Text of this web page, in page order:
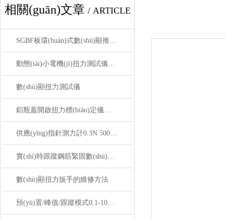
相關(guān)文章 / ARTICLE
SGBF板環(huán)式數(shù)顯推拉力計使用前核心注意事項(xiàng)
動態(tài)小電機(jī)扭力測試儀適用于高轉(zhuǎn)速或負(fù)載變化專用
數(shù)顯扭力測試儀
鋁瓶蓋開啟扭力標(biāo)定儀 鋁瓶蓋數(shù)顯扭力測試儀 電子扭矩測試儀
供應(yīng)指針測力計0.3N 500N 1000N廠家
實(shí)時跟蹤鋼筋緊固數(shù)顯力矩扳手,SGGQ鋼筋連接緊固力矩數(shù)顯扳手
數(shù)顯扭力扳手的維修方法
預(yù)置/峰值/跟蹤模式0.1-10N.m數(shù)顯扭矩扳手